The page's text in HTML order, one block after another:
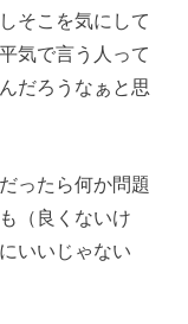
そこを気にして
気で言う人って
だろうなぁと思
ったら何か問題
（良くないけ
いいじゃない